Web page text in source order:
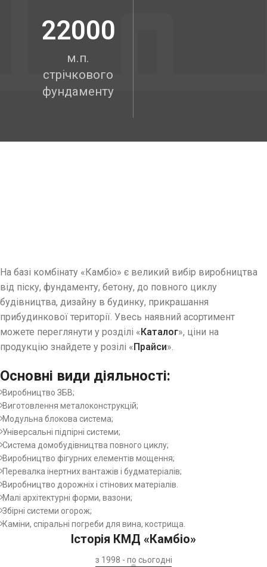
22000
м.п.
стрічкового
фундаменту
На базі комбінату «Камбіо» є великий вибір виробництва
від піску, фундаменту, бетону, до повного циклу
будівництва, дизайну в будинку, прикрашання
прибудинкової території. Увесь наявний асортимент
можете переглянути у розділі «Каталог», ціни на
продукцію знайдете у розілі «Прайси».
Основні види діяльності:
Виробництво ЗБВ;
Виготовлення металоконструкцій;
Модульна блокова система;
Універсальні підпірні системи;
Система домобудівництва повного циклу;
Виробництво фігурних елементів мощення;
Перевалка інертних вантажів і будматеріалів;
Виробництво дорожніх і стінових матеріалів.
Малі архітектурні форми, вазони;
Збірні системи огорож;
Каміни, спіральні погреби для вина, кострища.
Історія КМД «Камбіо»
з 1998 - по сьогодні